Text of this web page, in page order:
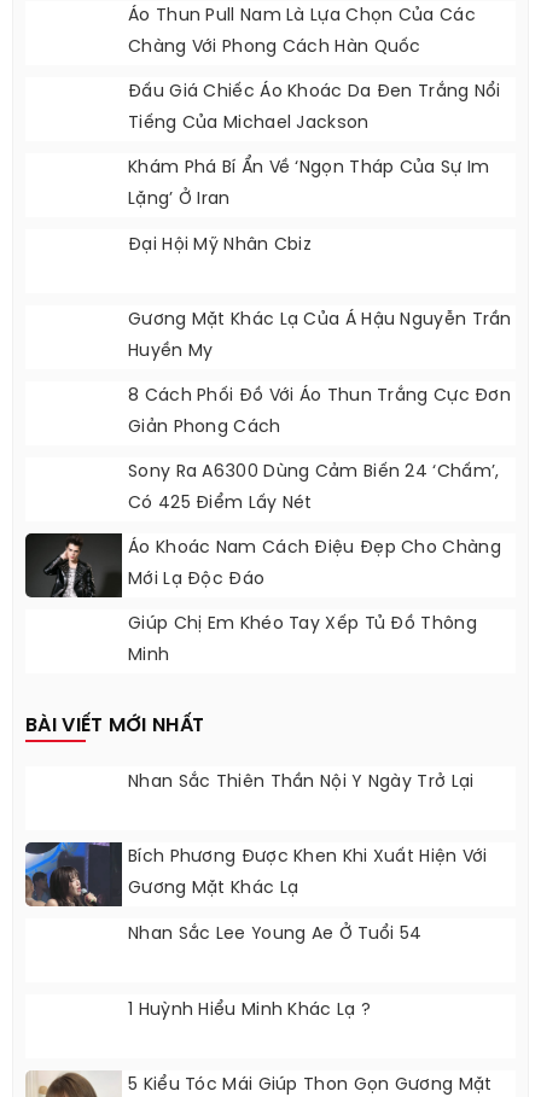
Áo Thun Pull Nam Là Lựa Chọn Của Các
Chàng Với Phong Cách Hàn Quốc
Đấu Giá Chiếc Áo Khoác Da Đen Trắng Nổi
Tiếng Của Michael Jackson
Khám Phá Bí Ẩn Về ‘ngọn Tháp Của Sự Im
Lặng’ Ở Iran
Đại Hội Mỹ Nhân Cbiz
Gương Mặt Khác Lạ Của Á Hậu Nguyễn Trần
Huyền My
8 Cách Phối Đồ Với Áo Thun Trắng Cực Đơn
Giản Phong Cách
Sony Ra A6300 Dùng Cảm Biến 24 ‘chấm’,
Có 425 Điểm Lấy Nét
Áo Khoác Nam Cách Điệu Đẹp Cho Chàng
Mới Lạ Độc Đáo
Giúp Chị Em Khéo Tay Xếp Tủ Đồ Thông
Minh
BÀI VIẾT MỚI NHẤT
Nhan Sắc Thiên Thần Nội Y Ngày Trở Lại
Bích Phương Được Khen Khi Xuất Hiện Với
Gương Mặt Khác Lạ
Nhan Sắc Lee Young Ae Ở Tuổi 54
1 Huỳnh Hiểu Minh Khác Lạ ?
5 Kiểu Tóc Mái Giúp Thon Gọn Gương Mặt